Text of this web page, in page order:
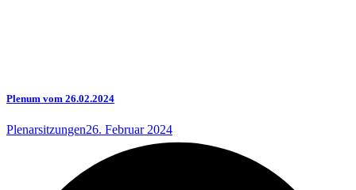
Plenum vom 26.02.2024
Plenarsitzungen26. Februar 2024